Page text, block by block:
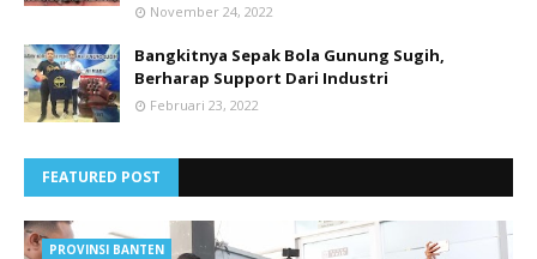
November 24, 2022
Bangkitnya Sepak Bola Gunung Sugih,
Berharap Support Dari Industri
Februari 23, 2022
FEATURED POST
PROVINSI BANTEN